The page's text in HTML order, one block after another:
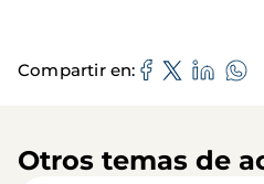
Compartir en
Otros temas de